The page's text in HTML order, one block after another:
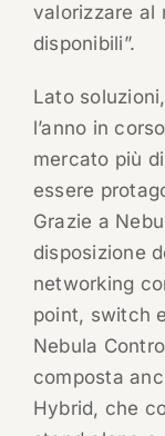
valorizzare al
disponibili”.
Lato
l’anno in
mercato più
essere
Grazie a
disposizione
networking
point, switch
Nebula
composta
Hybrid, che